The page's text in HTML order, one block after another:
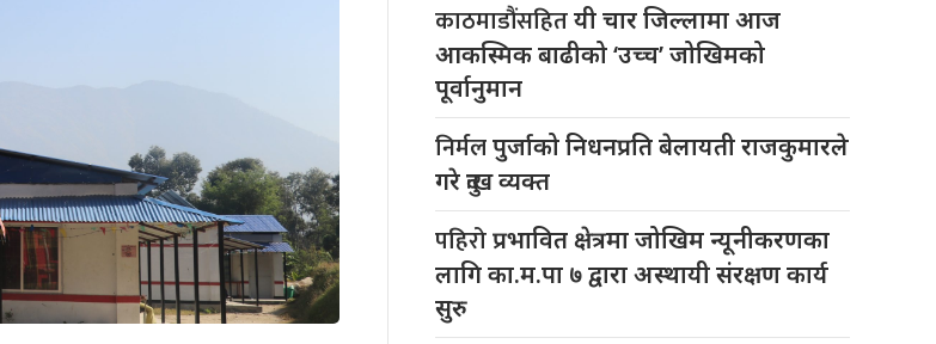
काठमाडौंसहितयी चार जिल्लामा आज
आकस्मिक बाढीको ‘उच्च’ जोखिमको
पूर्वानुमान
निर्मलपुर्जाको निधनप्रति बेलायती राजकुमारले
गरे दुःख व्यक्त
पहिरोप्रभावित क्षेत्रमा जोखिम न्यूनीकरणका
लागि का.म.पा ७ द्वारा अस्थायी संरक्षण कार्य
सुरु